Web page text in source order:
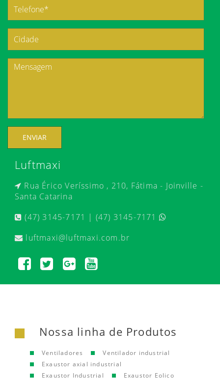
ENVIAR
Luftmaxi
Rua Érico Veríssimo , 210, Fátima - Joinville -
Santa Catarina
(47) 3145-7171 | (47) 3145-7171
luftmaxi@luftmaxi.com.br
Nossa linha de Produtos
Ventiladores
Ventilador industrial
Exaustor axial industrial
Exaustor Industrial
Exaustor Eolico